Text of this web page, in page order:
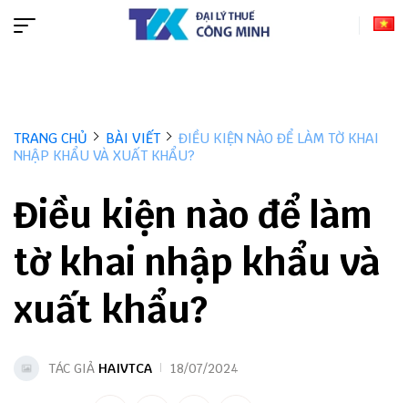
TRANG CHỦ BÀI VIẾT
ĐIỀU KIỆN NÀO ĐỂ LÀM TỜ KHAI
NHẬP KHẨU VÀ XUẤT KHẨU?
Điều kiện nào để làm
tờ khai nhập khẩu và
xuất khẩu?
TÁC GIẢ HAIVTCA 18/07/2024